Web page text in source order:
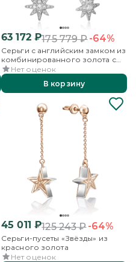
63 172₽175 779₽-64%
Серьги с английским замком из
комбинированного золота с
жемчугом культивированным и
фианитами
Нет оценок
В корзину
45 011 ₽125 243₽-64%
Серьги-пусеты «Звёзды» из
красного золота
Нет оценок